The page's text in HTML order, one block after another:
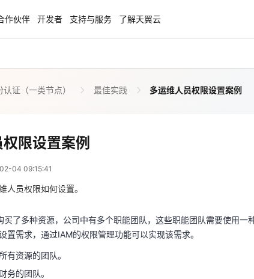
NEW 聚力AI赋能 天翼云大模型专项
海，通达全球！
“一云多芯、一云多态”,国产化软件全面适
，2核4G只要1.8折起！
加入成为云推官，推荐新用户注册下单得
作伙伴 开发者 支持与服务 了解天翼云
认证（一类节点） 最佳实践 多运维人员权限设置案例
限设置案例
04 09:15:41
多运维人员权限设置案例
买了多种资源，公司中有多个职能团队，这些职能团队需要使用一
置需求，通过IAM的权限管理功能可以实现该需求。
务的团队。
的团队。
人员权限如何设置。
买了多种资源，公司中有多个职能团队，这些职能团队需要使用一
置需求，通过IAM的权限管理功能可以实现该需求。
有资源的团队。
务的团队。